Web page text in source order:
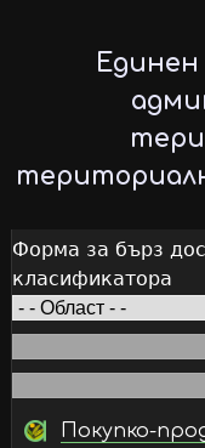
to
main
Единен
Форма за бърз
класификатора
Покупко-